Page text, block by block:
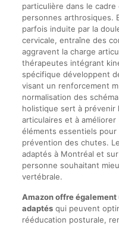
particulière dans le
personnes arthrosiques.
parfois induite par la
cervicale, entraîne des
aggravent la charge
thérapeutes intégrant
spécifique développent
visant un renforcement
normalisation des
holistique sert à prévenir
articulaires et à
éléments essentiels
prévention des chutes.
adaptés à Montréal et
personne souhaitant
vertébrale.
Amazon offre également
adaptésqui peuvent
rééducation posturale,